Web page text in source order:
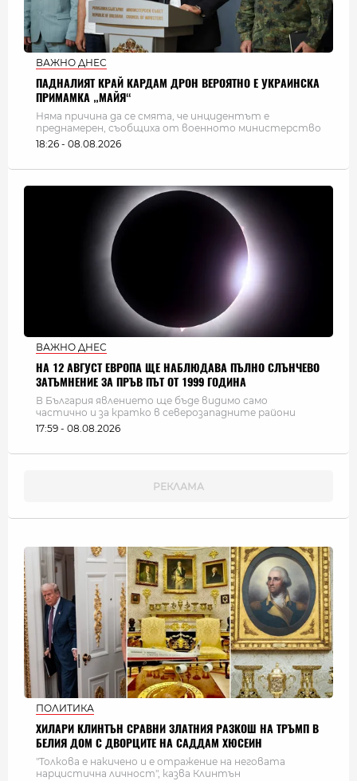
ВАЖНО ДНЕС
ПАДНАЛИЯТ КРАЙ КАРДАМ ДРОН ВЕРОЯТНО Е УКРАИНСКА
ПРИМАМКА „МАЙЯ“
Няма причина да се смята, че инцидентът е
преднамерен, съобщиха от военното министерство
18:26 - 08.08.2026
ВАЖНО ДНЕС
НА 12 АВГУСТ ЕВРОПА ЩЕ НАБЛЮДАВА ПЪЛНО СЛЪНЧЕВО
ЗАТЪМНЕНИЕ ЗА ПРЪВ ПЪТ ОТ 1999 ГОДИНА
В България явлението ще бъде видимо само
частично и за кратко в северозападните райони
17:59 - 08.08.2026
ПОЛИТИКА
ХИЛАРИ КЛИНТЪН СРАВНИ ЗЛАТНИЯ РАЗКОШ НА ТРЪМП В
БЕЛИЯ ДОМ С ДВОРЦИТЕ НА САДДАМ ХЮСЕИН
"Толкова е накичено и е отражение на неговата
нарцистична личност", казва Клинтън